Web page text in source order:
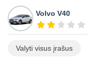
Volvo V40
Valyti visus įrašus